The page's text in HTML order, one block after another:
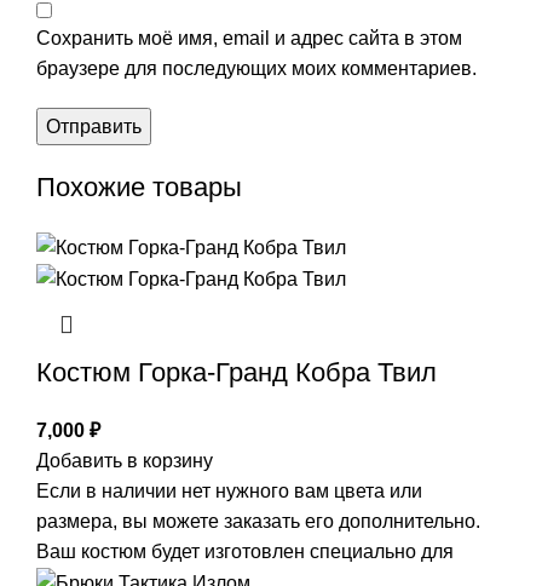
Сохранить моё имя, email и адрес сайта в этом
браузере для последующих моих комментариев.
Похожие товары
Костюм Горка-Гранд Кобра Твил
7,000 ₽
Добавить в корзину
Если в наличии нет нужного вам цвета или
размера, вы можете заказать его дополнительно.
Ваш костюм будет изготовлен специально для